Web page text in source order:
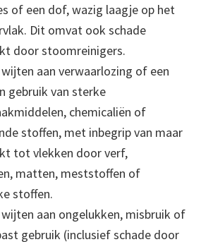
of een dof, wazig laagje op het
Dit omvat ook schade
door stoomreinigers.
aan verwaarlozing of een
gebruik van sterke
chemicaliën of
stoffen, met inbegrip van maar
tot vlekken door verf,
matten, meststoffen of
stoffen.
aan ongelukken, misbruik of
gebruik (inclusief schade door